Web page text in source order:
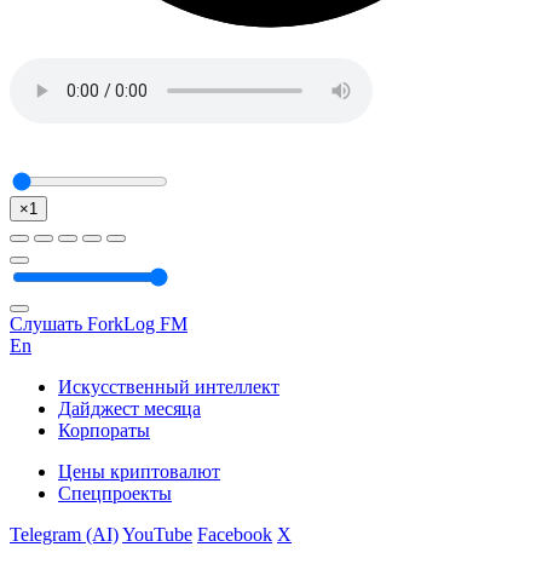
×1
Слушать ForkLog FM
En
Искусственный интеллект
Дайджест месяца
Корпораты
Цены криптовалют
Спецпроекты
Telegram (AI)YouTube Facebook X